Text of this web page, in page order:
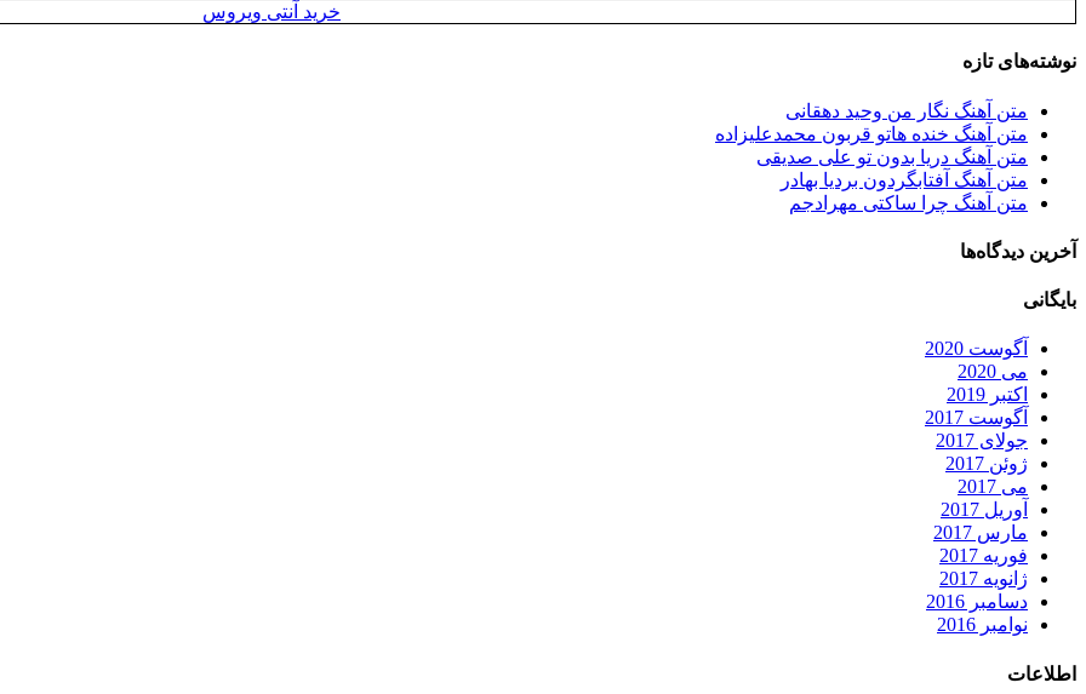
خرید آنتی ویروس
نوشته‌های تازه
متن آهنگ نگار من وحید دهقانی
متن آهنگ خنده هاتو قربون محمدعلیزاده
متن آهنگ دریا بدون تو علی صدیقی
متن آهنگ آفتابگردون بردیا بهادر
متن آهنگ چرا ساکتی مهرادجم
آخرین دیدگاه‌ها
بایگانی
آگوست 2020
می 2020
اکتبر 2019
آگوست 2017
جولای 2017
ژوئن 2017
می 2017
آوریل 2017
مارس 2017
فوریه 2017
ژانویه 2017
دسامبر 2016
نوامبر 2016
اطلاعات